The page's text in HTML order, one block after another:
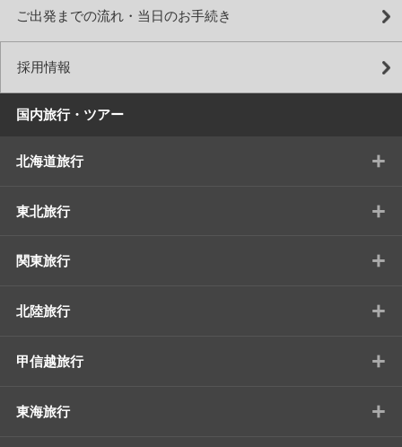
ご出発までの流れ・当日のお手続き
採用情報
国内旅行・ツアー
北海道旅行 +
東北旅行 +
関東旅行 +
北陸旅行 +
甲信越旅行 +
東海旅行 +